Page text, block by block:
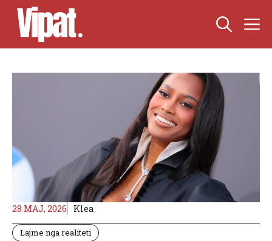
Skip
content
28 MAJ, 2026 Klea
Lajme nga realiteti